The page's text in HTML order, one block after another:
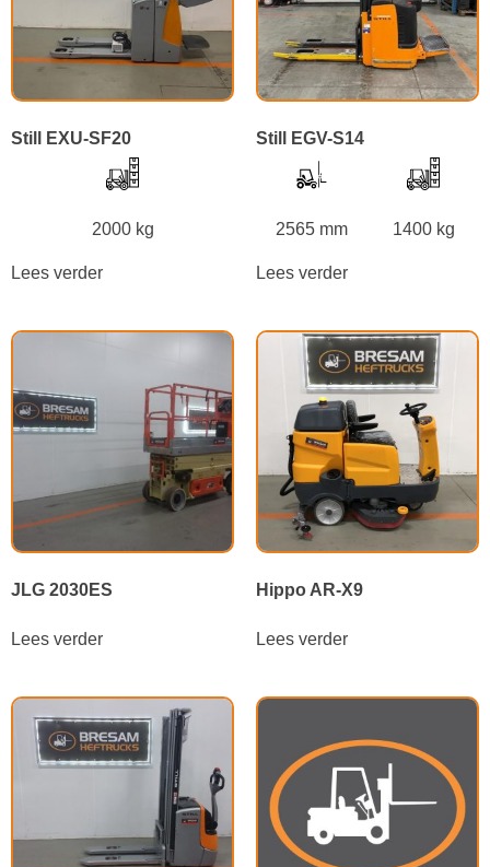
Still EXU-SF20
2000 kg
Lees verder
Still EGV-S14
2565 mm 1400 kg
Lees verder
JLG 2030ES
Lees verder
Hippo AR-X9
Lees verder